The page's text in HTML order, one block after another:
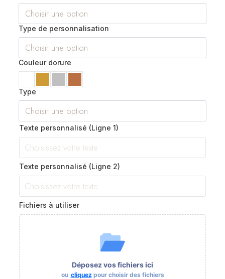
Type de personnalisation
Couleur dorure
Type
Texte personnalisé (Ligne 1)
Texte personnalisé (Ligne 2)
Fichiers à utiliser
Déposez vos fichiers ici
ou cliquezpour choisir des fichiers